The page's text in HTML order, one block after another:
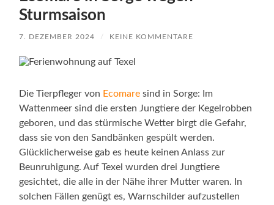
Sturmsaison
7. DEZEMBER 2024 / KEINE KOMMENTARE
Die Tierpfleger von Ecomaresind in Sorge: Im
Wattenmeer sind die ersten Jungtiere der Kegelrobben
geboren, und das stürmische Wetter birgt die Gefahr,
dass sie von den Sandbänken gespült werden.
Glücklicherweise gab es heute keinen Anlass zur
Beunruhigung. Auf Texel wurden drei Jungtiere
gesichtet, die alle in der Nähe ihrer Mutter waren. In
solchen Fällen genügt es, Warnschilder aufzustellen